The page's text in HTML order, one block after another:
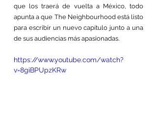
que los traerá de vuelta a México, todo
apunta a que The Neighbourhood está listo
para escribir un nuevo capítulo junto a una
de sus audiencias más apasionadas.
https://www.youtube.com/watch?
v=8giBPUpzKRw